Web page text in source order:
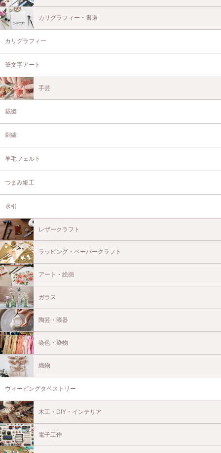
カリグラフィー・書道
カリグラフィー
筆文字アート
手芸
裁縫
刺繍
羊毛フェルト
つまみ細工
水引
レザークラフト
ラッピング・ペーパークラフト
アート・絵画
ガラス
陶芸・漆器
染色・染物
織物
ウィービングタペストリー
木工・DIY・インテリア
電子工作